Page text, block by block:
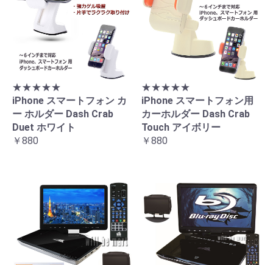
★★★★★
iPhone スマートフォン カ
ー ホルダー Dash Crab
Duet ホワイト
￥880
★★★★★
iPhone スマートフォン用
カーホルダー Dash Crab
Touch アイボリー
￥880